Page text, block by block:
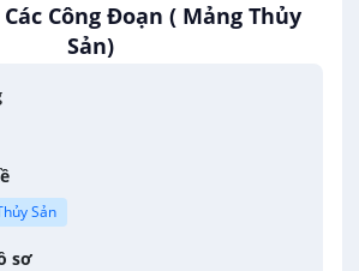
Công Đoạn ( Mảng Thủy
Sản)
Sản
sơ